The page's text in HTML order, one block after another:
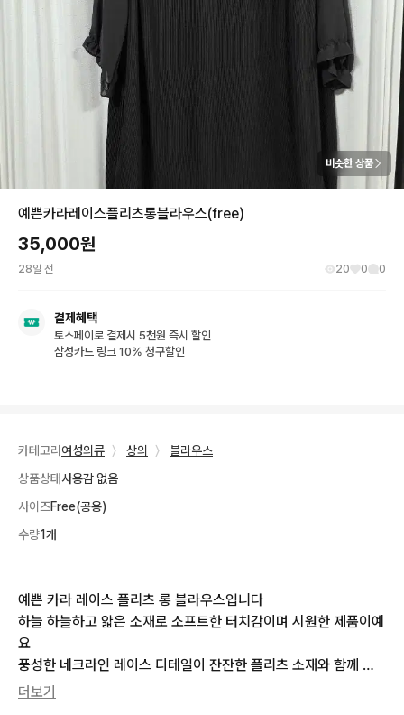
비슷한 상품
예쁜카라레이스플리츠롱블라우스(free)
35,000원
28일 전 20 0 0
결제혜택
토스페이로 결제시 5천원 즉시 할인
삼성카드 링크 10% 청구할인
카테고리 여성의류 〉 상의 〉
블라우스
상품상태사용감 없음
사이즈Free(공용)
수량1개
예쁜 카라 레이스 플리츠 롱 블라우스입니다
하늘 하늘하고 얇은 소재로 소프트한 터치감이며 시원한 제품이예
요
풍성한 네크라인 레이스 디테일이 잔잔한 플리츠 소재와 함께 고
급스럽습니다
더보기